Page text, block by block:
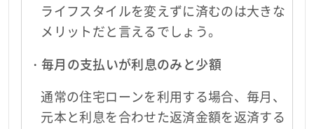
ライフスタイルを変えずに済むのは大きな
メリットだと言えるでしょう。
・毎月の支払いが利息のみと少額
通常の住宅ローンを利用する場合、毎月、
元本と利息を合わせた返済金額を返済する